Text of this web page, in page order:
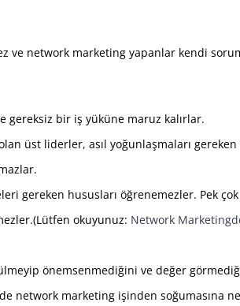
ve network marketing yapanlar kendi
gereksiz bir iş yüküne maruz kalırlar.
üst liderler, asıl yoğunlaşmaları
gereken hususları öğrenemezler. Pek
okuyunuz: Network
önemsenmediğini ve değer
network marketing işinden soğumasına